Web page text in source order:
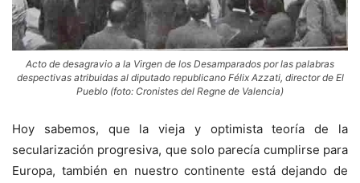
Acto de desagravio a la Virgen de los Desamparados por las palabras
despectivas atribuidas al diputado republicano Félix Azzati, director de El
Pueblo (foto: Cronistes del Regne de Valencia)
Hoy sabemos, que la vieja y optimista teoría de la
secularización progresiva, que solo parecía cumplirse para
Europa, también en nuestro continente está dejando de